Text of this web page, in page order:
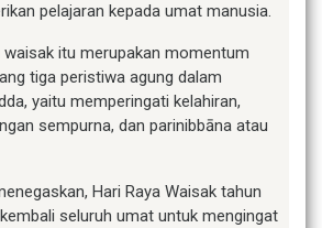
pelajaran kepada umat manusia.
waisak itu merupakan momentum
tiga peristiwa agung dalam
yaitu memperingati kelahiran,
sempurna, dan parinibbāna atau
Hari Raya Waisak tahun
seluruh umat untuk mengingat